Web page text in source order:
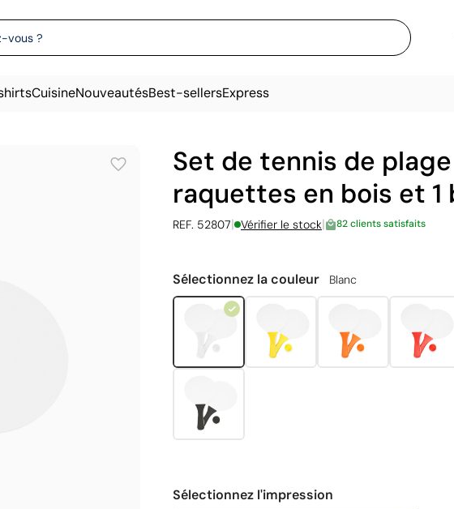
CuisineNouveautésBest-sellersExpress
Set de tennis de
raquettes en bois et 1
REF. 52807| Vérifier le stock| 82 clients satisfaits
Sélectionnez la couleur Blanc
Sélectionnez l'impression